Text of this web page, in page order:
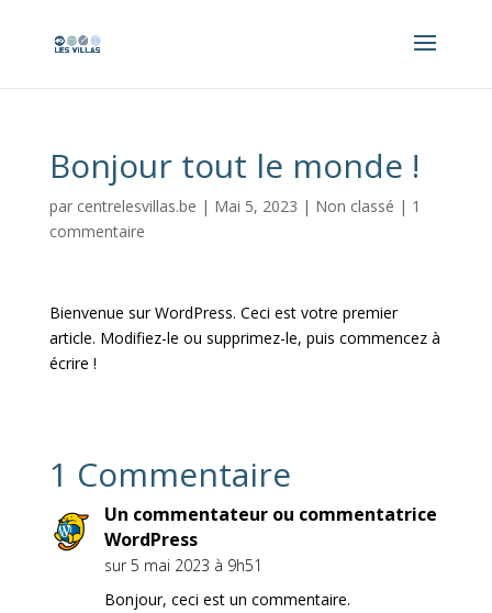
Bonjour tout le monde !
par centrelesvillas.be | Mai 5, 2023 | Non classé | 1
commentaire
Bienvenue sur WordPress. Ceci est votre premier
article. Modifiez-le ou supprimez-le, puis commencez à
écrire !
1 Commentaire
Un commentateur ou commentatrice
WordPress
sur 5 mai 2023 à 9h51
Bonjour, ceci est un commentaire.